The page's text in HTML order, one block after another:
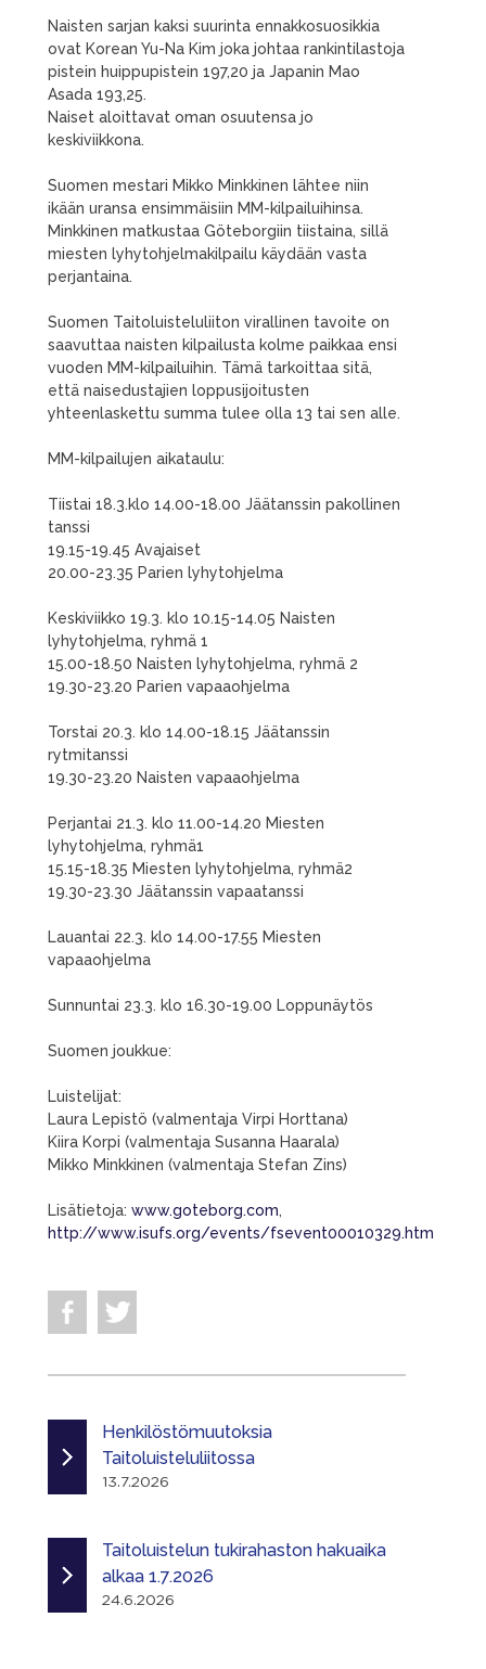
Naisten sarjan kaksi suurinta ennakkosuosikkia
ovat Korean Yu-Na Kim joka johtaa rankintilastoja
pistein huippupistein 197,20 ja Japanin Mao
Asada 193,25.
Naiset aloittavat oman osuutensa jo
keskiviikkona.
Suomen mestari Mikko Minkkinen lähtee niin
ikään uransa ensimmäisiin MM-kilpailuihinsa.
Minkkinen matkustaa Göteborgiin tiistaina, sillä
miesten lyhytohjelmakilpailu käydään vasta
perjantaina.
Suomen Taitoluisteluliiton virallinen tavoite on
saavuttaa naisten kilpailusta kolme paikkaa ensi
vuoden MM-kilpailuihin. Tämä tarkoittaa sitä,
että naisedustajien loppusijoitusten
yhteenlaskettu summa tulee olla 13 tai sen alle.
MM-kilpailujen aikataulu:
Tiistai 18.3.klo 14.00-18.00 Jäätanssin pakollinen
tanssi
19.15-19.45 Avajaiset
20.00-23.35 Parien lyhytohjelma
Keskiviikko 19.3. klo 10.15-14.05 Naisten
lyhytohjelma, ryhmä 1
15.00-18.50 Naisten lyhytohjelma, ryhmä 2
19.30-23.20 Parien vapaaohjelma
Torstai 20.3. klo 14.00-18.15 Jäätanssin
rytmitanssi
19.30-23.20 Naisten vapaaohjelma
Perjantai 21.3. klo 11.00-14.20 Miesten
lyhytohjelma, ryhmä1
15.15-18.35 Miesten lyhytohjelma, ryhmä2
19.30-23.30 Jäätanssin vapaatanssi
Lauantai 22.3. klo 14.00-17.55 Miesten
vapaaohjelma
Sunnuntai 23.3. klo 16.30-19.00 Loppunäytös
Suomen joukkue:
Luistelijat:
Laura Lepistö (valmentaja Virpi Horttana)
Kiira Korpi (valmentaja Susanna Haarala)
Mikko Minkkinen (valmentaja Stefan Zins)
Lisätietoja: www.goteborg.com,
http://www.isufs.org/events/fsevent00010329.htm
Henkilöstömuutoksia
Taitoluisteluliitossa
13.7.2026
Taitoluistelun tukirahaston hakuaika
alkaa 1.7.2026
24.6.2026